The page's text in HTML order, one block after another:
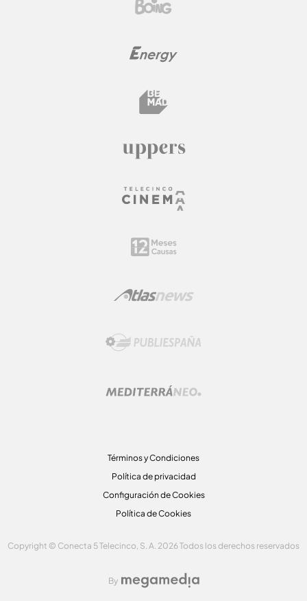
Términos y Condiciones
Política de privacidad
Configuración de Cookies
Política de Cookies
Copyright © Conecta 5 Telecinco, S. A. 2026 Todos los derechos reservados
By